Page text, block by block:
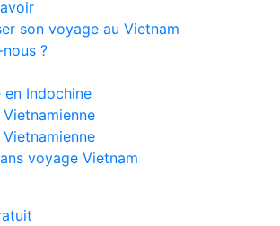
son voyage au Vietnam
?
en Indochine
Vietnamienne
voyage Vietnam